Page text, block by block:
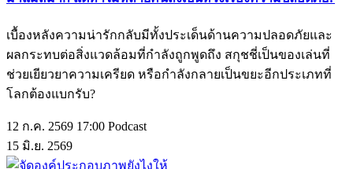
เบื้องหลังความน่ารักกลับมีทั้งประเด็นด้านความปลอดภัยและ
ผลกระทบต่อสิ่งแวดล้อมที่กำลังถูกพูดถึง สกุชชี่เป็นของเล่นที่
ช่วยเยียวยาความเครียด หรือกำลังกลายเป็นขยะอีกประเภทที่
โลกต้องแบกรับ?
12 ก.ค. 2569 17:00 Podcast
15 มิ.ย. 2569